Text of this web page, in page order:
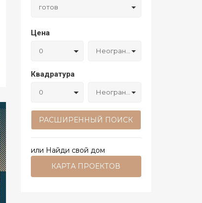
готов
Цена
0 Неограниченный
Квадратура
0 Неограниченный
РАСШИРЕННЫЙ ПОИСК
или Найди свой дом
КАРТА ПРОЕКТОВ